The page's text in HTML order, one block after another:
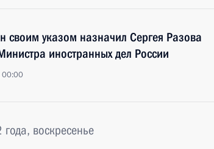
своим указом назначил Сергея Разова
иностранных дел России
00:00
воскресенье